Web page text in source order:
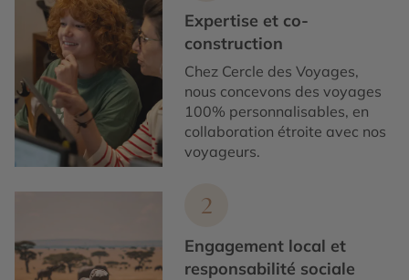
Expertise et co-
construction
Chez Cercle des Voyages,
nous concevons des voyages
100% personnalisables, en
collaboration étroite avec nos
voyageurs.
2
Engagement local et
responsabilité sociale